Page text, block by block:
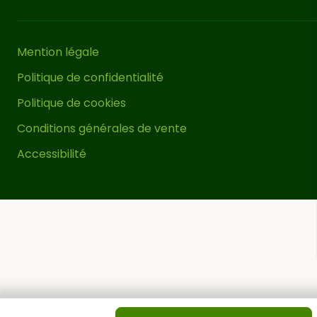
bois pour la première résidence.
Vous pouvez couvrir le toit de ce
carport pour voiture avec une solution
telle qu’une bâche, un auvent
coulissant, du canisse ou d’autres
solutions similaires pour obtenir un
espace ombragé et protégé du vent et
de ce carport pour voiture, il est
appropriées en fonction de la surface
sur laquelle il sera installé.
Mention légale
Politique de confidentialité
Politique de cookies
Conditions générales de vente
Accessibilité